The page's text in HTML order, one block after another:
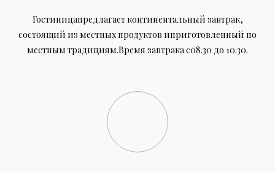
Гостиницапредлагает континентальный завтрак,
состоящий из местных продуктов иприготовленный по
местным традициям.Время завтрака с08.30 до 10.30.